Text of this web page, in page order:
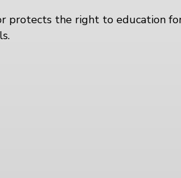
protects the right to education